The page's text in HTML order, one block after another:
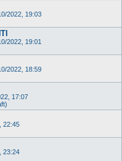
2022, 19:03
2022, 19:01
2022, 18:59
17:07
22:45
23:24